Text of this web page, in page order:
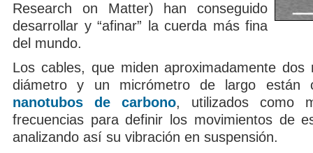
Research on Matter) han conseguido
desarrollar y “afinar” la cuerda más fina
del mundo.
Los cables, que miden aproximadamente dos
diámetro y un micrómetro de largo están
nanotubos de carbono, utilizados como
frecuencias para definir los movimientos de
analizando así su vibración en suspensión.